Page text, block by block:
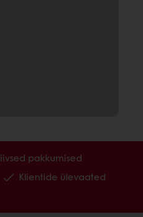
pakkumised
Klientide ülevaated